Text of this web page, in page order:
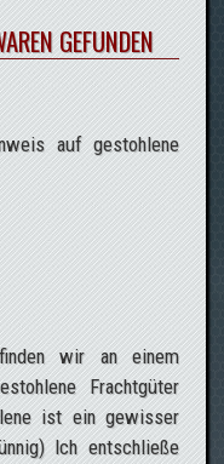
GEFUNDEN
auf gestohlene
wir an einem
Frachtgüter
ist ein gewisser
Ich entschließe